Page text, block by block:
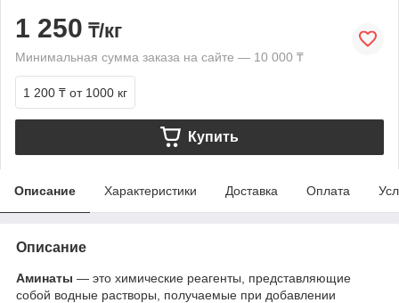
1 250 ₸/кг
Минимальная сумма заказа на сайте — 10 000 ₸
1 200 ₸ от 1000 кг
Купить
Описание Характеристики Доставка Оплата
Описание
Аминаты — это химические реагенты, представляющие
собой водные растворы, получаемые при добавлении